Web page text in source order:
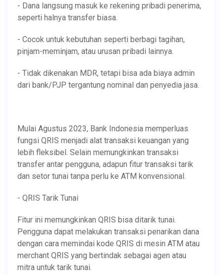
- Dana langsung masuk ke rekening pribadi penerima,
seperti halnya transfer biasa.
- Cocok untuk kebutuhan seperti berbagi tagihan,
pinjam-meminjam, atau urusan pribadi lainnya.
- Tidak dikenakan MDR, tetapi bisa ada biaya admin
dari bank/PJP tergantung nominal dan penyedia jasa.
Mulai Agustus 2023, Bank Indonesia memperluas
fungsi QRIS menjadi alat transaksi keuangan yang
lebih fleksibel. Selain memungkinkan transaksi
transfer antar pengguna, adapun fitur transaksi tarik
dan setor tunai tanpa perlu ke ATM konvensional.
- QRIS Tarik Tunai
Fitur ini memungkinkan QRIS bisa ditarik tunai.
Pengguna dapat melakukan transaksi penarikan dana
dengan cara memindai kode QRIS di mesin ATM atau
merchant QRIS yang bertindak sebagai agen atau
mitra untuk tarik tunai.